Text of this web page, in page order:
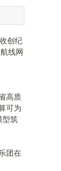
创纪
线网
高质
可为
型筑
团在